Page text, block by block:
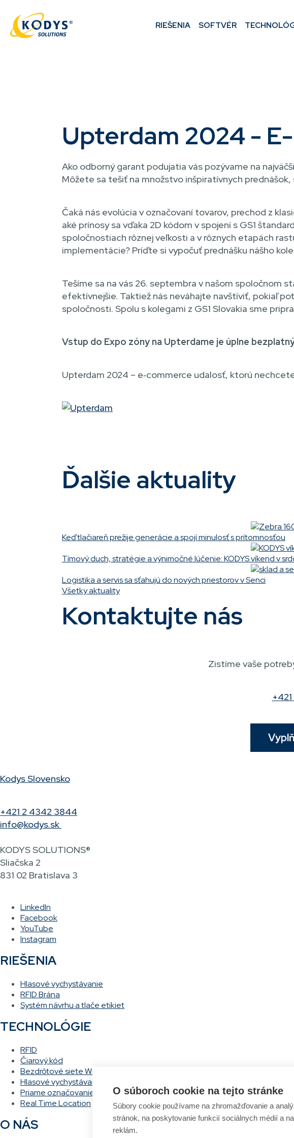
hlavnímu
obsahu
MAIN
RIEŠENIA SOFTVÉR
Upterdam 2024 -
Ako odborný garant podujatia vás pozývame na
Môžete sa tešiť na množstvo inšpiratívnych
Čaká nás evolúcia v označovaní tovarov, prechod z
aké prínosy sa vďaka 2D kódom v spojení s GS1
spoločnostiach rôznej veľkosti a v rôznych etapách
implementácie? Príďte si vypočuť prednášku nášho
Tešíme sa na vás 26. septembra v našom spoločnom
efektívnejšie. Taktiež nás neváhajte navštíviť, pokiaľ
spoločnosti. Spolu s kolegami z GS1 Slovakia sme
Vstup do Expo zóny na Upterdame je úplne
Upterdam 2024 – e‑commerce udalosť, ktorú
Ďalšie aktuality
Keď tlačiareň prežije generácie a spojí minulosť s prítomnosťou
Tímový duch, stratégie a výnimočné lúčenie: KODYS víkend v
Logistika a servis sa sťahujú do nových priestorov v Senci
Všetky aktuality
Kontaktujte nás
Zistíme vaše
Kodys Slovensko
+421 2 4342 3844
info@kodys.sk
KODYS SOLUTIONS®
Sliačska 2
831 02 Bratislava 3
LinkedIn
Facebook
YouTube
Instagram
RIEŠENIA
Hlasové vychystávanie
RFID Brána
Systém návrhu a tlače etikiet
TECHNOLÓGIE
RFID
Čiarový kód
Bezdrôtové siete Wi-Fi
Hlasové vychystávanie
Priame označovanie
Real Time Location
O NÁS
O súboroch cookie na tejto stránke
Súbory cookie používame na zhromažďovanie a
stránok, na poskytovanie funkcií sociálnych médií a
reklám.